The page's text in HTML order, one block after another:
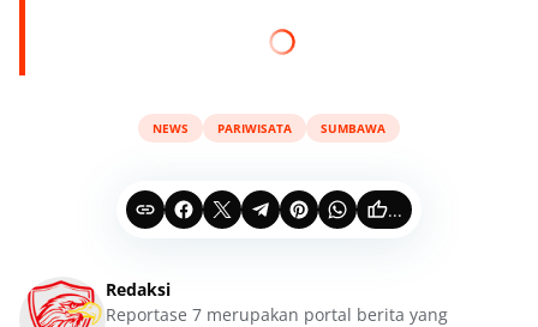
NEWS PARIWISATA SUMBAWA
...
Redaksi
Reportase 7 merupakan portal berita yang